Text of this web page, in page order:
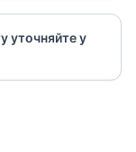
уточняйте у